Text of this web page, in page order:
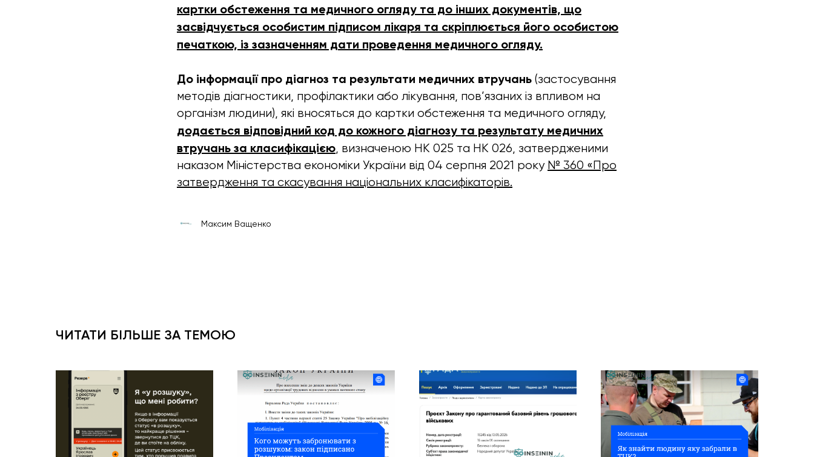
картки обстеження та медичного огляду та до інших документів, що
засвідчується особистим підписом лікаря та скріплюється його особистою
печаткою, із зазначенням дати проведення медичного огляду.
До інформації про діагноз та результати медичних втручань (застосування
методів діагностики, профілактики або лікування, пов’язаних із впливом на
організм людини), які вносяться до картки обстеження та медичного огляду,
додається відповідний код до кожного діагнозу та результату медичних
втручань за класифікацією, визначеною НК 025 та НК 026, затвердженими
наказом Міністерства економіки України від 04 серпня 2021 року № 360 «Про
затвердження та скасування національних класифікаторів.
Максим Ващенко
ЧИТАТИ БІЛЬШЕ ЗА ТЕМОЮ